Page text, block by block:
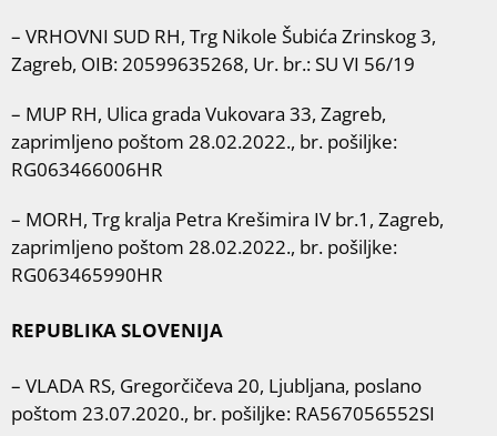
– VRHOVNI SUD RH, Trg Nikole Šubića Zrinskog 3,
Zagreb, OIB: 20599635268, Ur. br.: SU VI 56/19
– MUP RH, Ulica grada Vukovara 33, Zagreb,
zaprimljeno poštom 28.02.2022., br. pošiljke:
RG063466006HR
– MORH, Trg kralja Petra Krešimira IV br.1, Zagreb,
zaprimljeno poštom 28.02.2022., br. pošiljke:
RG063465990HR
REPUBLIKA SLOVENIJA
– VLADA RS, Gregorčičeva 20, Ljubljana, poslano
poštom 23.07.2020., br. pošiljke: RA567056552SI